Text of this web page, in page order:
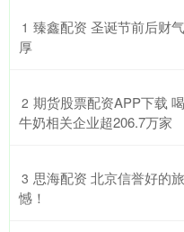
1 臻鑫配资 圣诞节前后财
厚
2 期货股票配资APP下载
牛奶相关企业超206.7万家
3 思海配资 北京信誉好的
憾！